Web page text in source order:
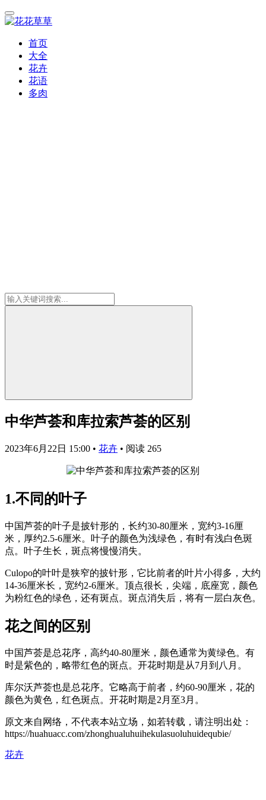
首页
大全
花卉
花语
多肉
中华芦荟和库拉索芦荟的区别
2023年6月22日 15:00 • 花卉 • 阅读 265
1.不同的叶子
中国芦荟的叶子是披针形的，长约30-80厘米，宽约3-16厘
米，厚约2.5-6厘米。叶子的颜色为浅绿色，有时有浅白色斑
点。叶子生长，斑点将慢慢消失。
Culopo的叶叶是狭窄的披针形，它比前者的叶片小得多，大约
14-36厘米长，宽约2-6厘米。顶点很长，尖端，底座宽，颜色
为粉红色的绿色，还有斑点。斑点消失后，将有一层白灰色。
花之间的区别
中国芦荟是总花序，高约40-80厘米，颜色通常为黄绿色。有
时是紫色的，略带红色的斑点。开花时期是从7月到八月。
库尔沃芦荟也是总花序。它略高于前者，约60-90厘米，花的
颜色为黄色，红色斑点。开花时期是2月至3月。
原文来自网络，不代表本站立场，如若转载，请注明出处：
https://huahuacc.com/zhonghualuhuihekulasuoluhuidequbie/
花卉